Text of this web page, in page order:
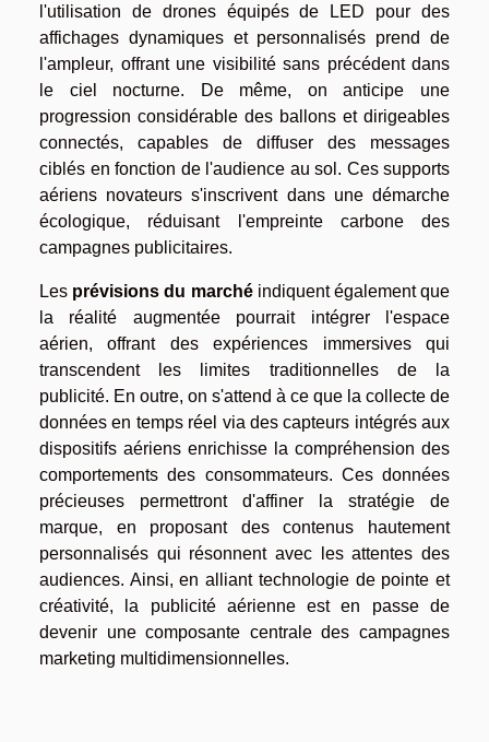
l'utilisation de drones équipés de LED pour des
affichages dynamiques et personnalisés prend de
l'ampleur, offrant une visibilité sans précédent dans
le ciel nocturne. De même, on anticipe une
progression considérable des ballons et dirigeables
connectés, capables de diffuser des messages
ciblés en fonction de l'audience au sol. Ces supports
aériens novateurs s'inscrivent dans une démarche
écologique, réduisant l'empreinte carbone des
campagnes publicitaires.
Les prévisions du marchéindiquent également que
la réalité augmentée pourrait intégrer l'espace
aérien, offrant des expériences immersives qui
transcendent les limites traditionnelles de la
publicité. En outre, on s'attend à ce que la collecte de
données en temps réel via des capteurs intégrés aux
dispositifs aériens enrichisse la compréhension des
comportements des consommateurs. Ces données
précieuses permettront d'affiner la stratégie de
marque, en proposant des contenus hautement
personnalisés qui résonnent avec les attentes des
audiences. Ainsi, en alliant technologie de pointe et
créativité, la publicité aérienne est en passe de
devenir une composante centrale des campagnes
marketing multidimensionnelles.